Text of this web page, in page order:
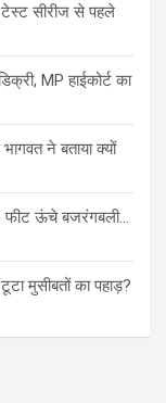
सीरीज से पहले
MP हाईकोर्ट का
ने बताया क्यों
फीट ऊंचे बजरंगबली…
मुसीबतों का पहाड़?